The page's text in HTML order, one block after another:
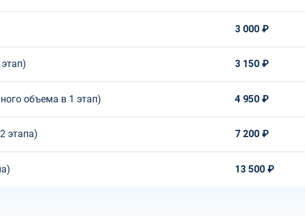
3 000 ₽
3 150 ₽
объема в 1 этап) 4 950 ₽
этапа) 7 200 ₽
13 500 ₽